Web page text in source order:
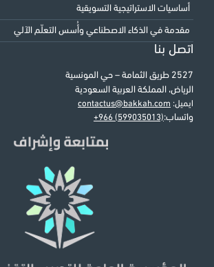
أساسيات الاستراتيجية التسويقية
مقدمة في الذكاء الاصطناعي وأُسس التعلّم الآلي
اتصل بنا
2527 طريق الثمامة – حي المونسية
الرياض، المملكة العربية السعودية
ايميل: contactus@bakkah.com
واتساب:+966 (599035013)